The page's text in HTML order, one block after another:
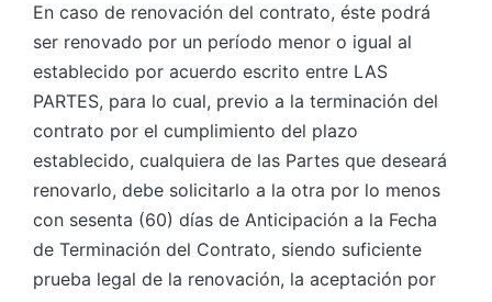
En caso de renovación del contrato, éste podrá
ser renovado por un período menor o igual al
establecido por acuerdo escrito entre LAS
PARTES, para lo cual, previo a la terminación del
contrato por el cumplimiento del plazo
establecido, cualquiera de las Partes que deseará
renovarlo, debe solicitarlo a la otra por lo menos
con sesenta (60) días de Anticipación a la Fecha
de Terminación del Contrato, siendo suficiente
prueba legal de la renovación, la aceptación por